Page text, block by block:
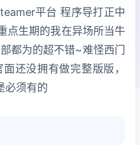
平台 程序导打正中
点生期的我在异场所当牛
都为的超不错~难怪西门
还没拥有做完整版版，
必须有的